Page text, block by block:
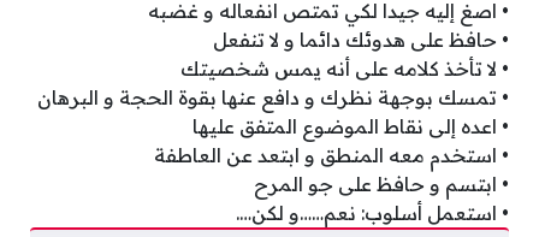
• اصغ إليه جيدا لكي تمتص انفعاله و غضبه
• حافظ على هدوئك دائما و لا تنفعل
• لا تأخذ كلامه على أنه يمس شخصيتك
• تمسك بوجهة نظرك و دافع عنها بقوة الحجة و البرهان
• اعده إلى نقاط الموضوع المتفق عليها
• استخدم معه المنطق و ابتعد عن العاطفة
• ابتسم و حافظ على جو المرح
• استعمل أسلوب: نعم……و لكن….